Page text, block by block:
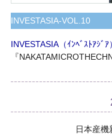
INVESTASIA-VOL.10
INVESTASIA（ｲﾝﾍﾞｽﾄｱｼﾞ
『
日本産機